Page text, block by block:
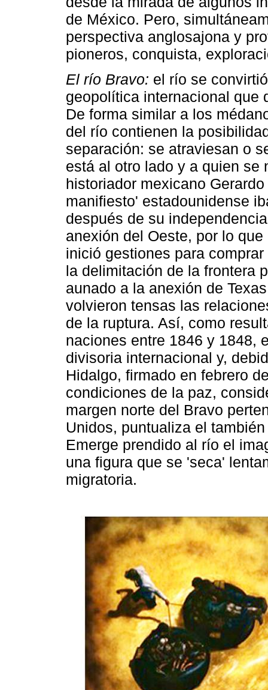
de México. Pero,
perspectiva anglosajona y
pioneros, conquista,
El río Bravo: el río se
geopolítica internacional que
De forma similar a los
del río contienen la
separación: se atraviesan o
está al otro lado y a quien se
historiador mexicano
manifiesto' estadounidense
después de su
anexión del Oeste, por lo
inició gestiones para
la delimitación de la frontera
aunado a la anexión de
volvieron tensas las
de la ruptura. Así, como
naciones entre 1846 y 1848,
divisoria internacional y,
Hidalgo, firmado en febrero
condiciones de la paz,
margen norte del Bravo
Unidos, puntualiza el
Emerge prendido al río el
una figura que se 'seca'
migratoria.